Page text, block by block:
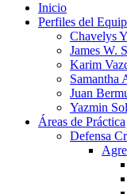
Inicio
Perfiles del
Chavelys
James W.
Karim
Samantha
Juan
Yazmin
Áreas de Práctica
Defensa